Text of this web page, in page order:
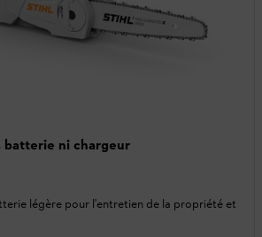
batterie ni chargeur
légère pour l'entretien de la propriété et